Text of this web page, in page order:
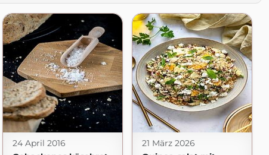
24 April 2016
21 März 2026